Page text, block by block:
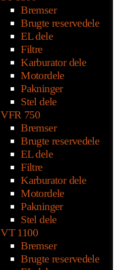
Bremser
Brugte reservedele
EL dele
Filtre
Karburator dele
Motordele
Pakninger
Stel dele
VFR 750
Bremser
Brugte reservedele
EL dele
Filtre
Karburator dele
Motordele
Pakninger
Stel dele
VT 1100
Bremser
Brugte reservedele